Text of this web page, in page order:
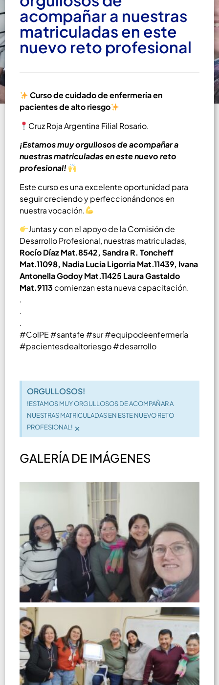
septiembre 6, 2024 Desarrollo Profesional
acompañar a nuestras
matriculadas en este
nuevo reto profesional
Curso de cuidado de enfermería en
pacientes de alto riesgo
Cruz Roja Argentina Filial Rosario.
¡Estamos muy orgullosos de acompañar a
nuestras matriculadas en este nuevo reto
profesional!
Este curso es una excelente oportunidad para
seguir creciendo y perfeccionándonos en
nuestra vocación.
Juntas y con el apoyo de la Comisión de
Desarrollo Profesional, nuestras matriculadas,
Rocío Díaz Mat.8542, Sandra R. Toncheff
Mat.11098, Nadia Lucia Ligorria Mat.11439, Ivana
Antonella Godoy Mat.11425 Laura Gastaldo
Mat.9113 comienzan esta nueva capacitación.
.
.
.
#ColPE #santafe #sur #equipodeenfermería
#pacientesdealtoriesgo #desarrollo
ORGULLOSOS!
!ESTAMOS MUY ORGULLOSOS DE ACOMPAÑAR A
NUESTRAS MATRICULADAS EN ESTE NUEVO RETO
PROFESIONAL! ×
GALERÍA DE IMÁGENES